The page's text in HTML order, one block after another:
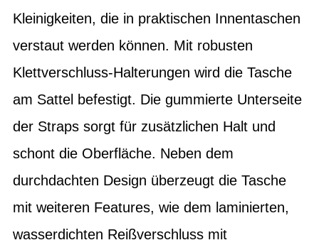
Kleinigkeiten, die in praktischen Innentaschen
verstaut werden können. Mit robusten
Klettverschluss-Halterungen wird die Tasche
am Sattel befestigt. Die gummierte Unterseite
der Straps sorgt für zusätzlichen Halt und
schont die Oberfläche. Neben dem
durchdachten Design überzeugt die Tasche
mit weiteren Features, wie dem laminierten,
wasserdichten Reißverschluss mit